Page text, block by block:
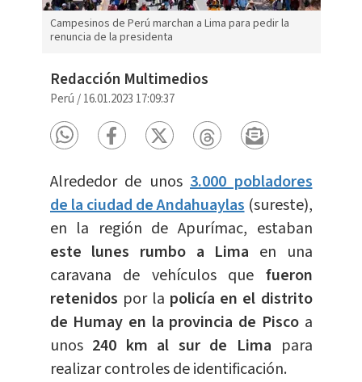
Campesinos de Perú marchan a Lima para pedir la
renuncia de la presidenta
Redacción Multimedios
Perú /16.01.2023 17:09:37
Alrededor de unos 3.000 pobladores
de la ciudad de Andahuaylas(sureste),
en la región de Apurímac, estaban
este lunes rumbo a Lima en una
caravana de vehículos que fueron
retenidos por la policía en el distrito
de Humay en la provincia de Piscoa
unos 240 km al sur de Lima para
realizar controles de identificación.